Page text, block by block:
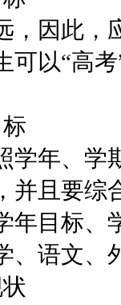
因此，
可以“高
年、学
并且要综
年目标、
、语文、